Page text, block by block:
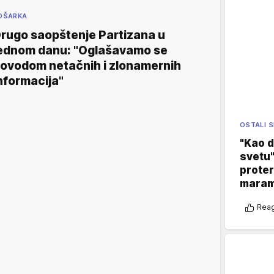
saopštenje Partizana u
danu: "Oglašavamo se
netačnih i zlonamernih
OSTALI
"Kao